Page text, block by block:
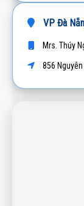
VP Đà
Mrs. Thúy
856